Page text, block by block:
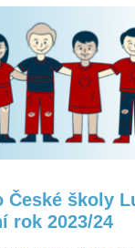
České školy
rok 2023/24